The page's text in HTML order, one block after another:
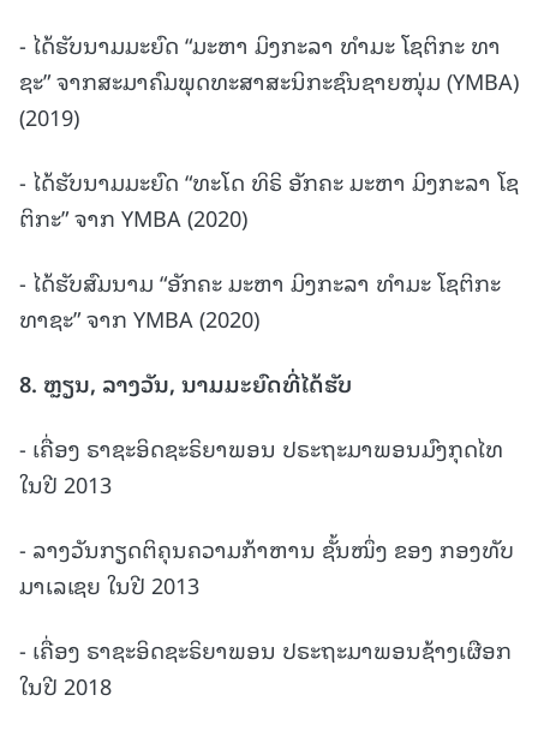
- ໄດ້ຮັບນາມມະຍົດ “ມະຫາ ມິງກະລາ ທຳມະ ໂຊຕິກະ ທາ
ຊະ” ຈາກສະມາຄົມພຸດທະສາສະນິກະຊົນຊາຍໜຸ່ມ (YMBA)
(2019)
- ໄດ້ຮັບນາມມະຍົດ “ທະໂດ ທິຣິ ອັກຄະ ມະຫາ ມິງກະລາ ໂຊ
ຕິກະ” ຈາກ YMBA (2020)
- ໄດ້ຮັບສົມນາມ “ອັກຄະ ມະຫາ ມິງກະລາ ທຳມະ ໂຊຕິກະ
ທາຊະ” ຈາກ YMBA (2020)
8. ຫຼຽນ, ລາງວັນ, ນາມມະຍົດທີ່ໄດ້ຮັບ
- ເຄື່ອງ ຣາຊະອິດຊະຣິຍາພອນ ປຣະຖະມາພອນມົງກຸດໄທ
ໃນປີ 2013
- ລາງວັນກຽດຕິຄຸນຄວາມກ້າຫານ ຊັ້ນໜຶ່ງ ຂອງ ກອງທັບ
ມາເລເຊຍ ໃນປີ 2013
- ເຄື່ອງ ຣາຊະອິດຊະຣິຍາພອນ ປຣະຖະມາພອນຊ້າງເຜືອກ
ໃນປີ 2018